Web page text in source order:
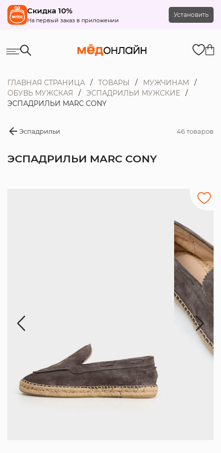
Скидка 10%
На первый заказ в приложении
Установить
ГЛАВНАЯ СТРАНИЦА ТОВАРЫ
МУЖЧИНАМ
ОБУВЬ МУЖСКАЯ
ЭСПАДРИЛЬИ МУЖСКИЕ
ЭСПАДРИЛЬИ MARC CONY
Эспадрильи 46 товаров
ЭСПАДРИЛЬИ MARC CONY